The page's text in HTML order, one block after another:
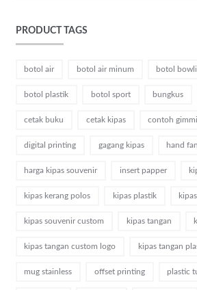
PRODUCT TAGS
botol air botol air minum botol
botol plastik botol sport bungkus
cetak buku cetak kipas contoh
digital printing gagang kipas hand fan
harga kipas souvenir insert papper
kipas kerang polos kipas plastik
kipas souvenir custom kipas tangan
kipas tangan custom logo kipas tangan
mug stainless offset printing plastic